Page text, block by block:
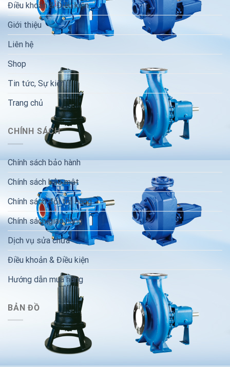
Điều khoản & Điều kiện
Giới thiệu
Liên hệ
Shop
Tin tức, Sự kiện
Trang chủ
CHÍNH SÁCH
Chính sách bảo hành
Chính sách bảo mật
Chính sách đổi trả hàng
Chính sách giao hàng
Dịch vụ sửa chữa
Điều khoản & Điều kiện
Hướng dẫn mua hàng
BẢN ĐỒ